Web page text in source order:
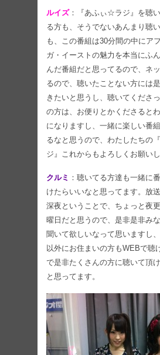
ルイズ：『あふぃ☆ラジ』を聴
る方も、そうでないあんまり聴
も、この番組は30分間の中にア
ガ・イーストの魅力を本当にふ
んだ番組だと思ってるので、ネ
るので、聴いたことない方には
きたいと思うし、聴いてくださ
の方は、お便りとかくださると
になりますし、一緒に楽しい番
るなと思うので、わたしたちの
ジ』これからもよろしくお願いし
クルミ ：聴いてる方達も一緒に
けたらいいなと思ってます。放
深夜ということで、ちょっと夜
曜日だと思うので、是非是非み
聞いて欲しいなって思いますし
以外にお住まいの方もWEBで聴
で是非たくさんの方に聴いて頂
と思ってます。